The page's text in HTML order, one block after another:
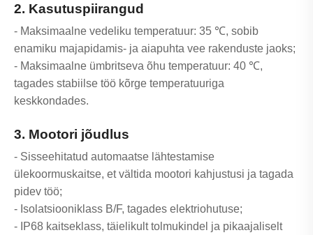
2. Kasutuspiirangud
- Maksimaalne vedeliku temperatuur: 35 ℃, sobib
enamiku majapidamis- ja aiapuhta vee rakenduste jaoks;
- Maksimaalne ümbritseva õhu temperatuur: 40 ℃,
tagades stabiilse töö kõrge temperatuuriga
keskkondades.
3. Mootori jõudlus
- Sisseehitatud automaatse lähtestamise
ülekoormuskaitse, et vältida mootori kahjustusi ja tagada
pidev töö;
- Isolatsiooniklass B/F, tagades elektriohutuse;
- IP68 kaitseklass, täielikult tolmukindel ja pikaajaliselt